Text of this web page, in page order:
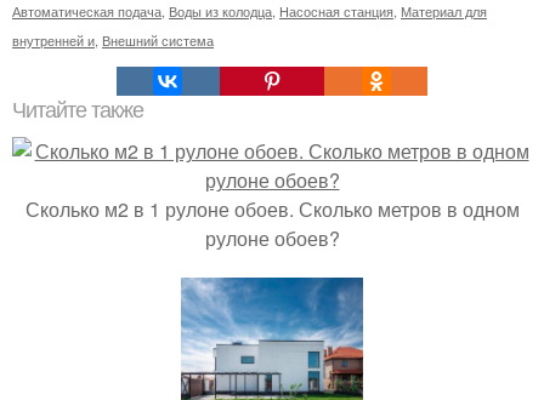
Автоматическая подача Воды из колодца Насосная станция Материал для
внутренней и Внешний система
Читайте также
Сколько м2 в 1 рулоне обоев. Сколько метров в одном
рулоне обоев?